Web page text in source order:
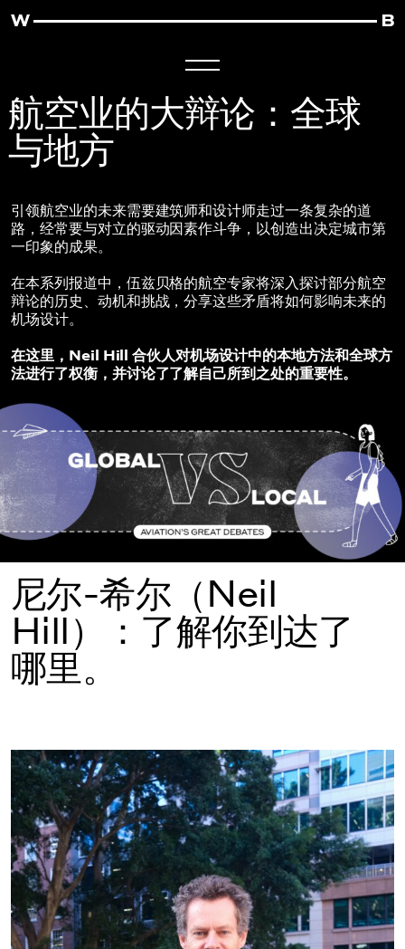
航空业的大辩论：全球
与地方
引领航空业的未来需要建筑师和设计师走过一条复杂的道
路，经常要与对立的驱动因素作斗争，以创造出决定城市第
一印象的成果。
在本系列报道中，伍兹贝格的航空专家将深入探讨部分航空
辩论的历史、动机和挑战，分享这些矛盾将如何影响未来的
机场设计。
在这里，Neil Hill 合伙人对机场设计中的本地方法和全球方
法进行了权衡，并讨论了了解自己所到之处的重要性。
尼尔-希尔（Neil
Hill）：了解你到达了
哪里。